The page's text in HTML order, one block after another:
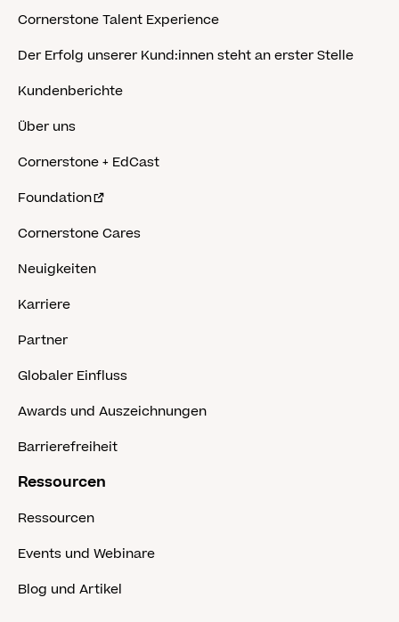
Cornerstone Talent Experience
Der Erfolg unserer Kund:innen steht an erster Stelle
Kundenberichte
Über uns
Cornerstone + EdCast
Foundation
Cornerstone Cares
Neuigkeiten
Karriere
Partner
Globaler Einfluss
Awards und Auszeichnungen
Barrierefreiheit
Ressourcen
Ressourcen
Events und Webinare
Blog und Artikel